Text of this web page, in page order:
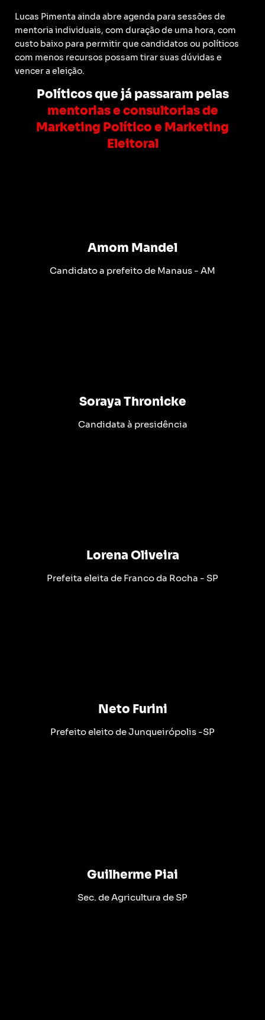
Lucas Pimenta ainda abre agenda para sessões de
mentoria individuais, com duração de uma hora, com
custo baixo para permitir que candidatos ou políticos
com menos recursos possam tirar suas dúvidas e
vencer a eleição.
Políticos que já passaram pelas
mentorias e consultorias de
Marketing Político e Marketing
Eleitoral
Amom Mandel
Candidato a prefeito de Manaus - AM
Soraya Thronicke
Candidata à presidência
Lorena Oliveira
Prefeita eleita de Franco da Rocha - SP
Neto Furini
Prefeito eleito de Junqueirópolis -SP
Guilherme Piai
Sec. de Agricultura de SP